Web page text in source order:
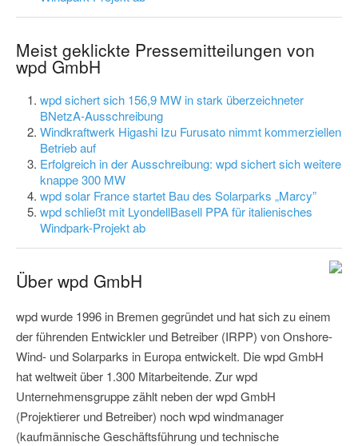
Meist geklickte Pressemitteilungen von
wpd GmbH
wpd sichert sich 156,9 MW in stark überzeichneter
BNetzA-Ausschreibung
Windkraftwerk Higashi Izu Furusato nimmt kommerziellen
Betrieb auf
Erfolgreich in der Ausschreibung: wpd sichert sich weitere
knappe 300 MW
wpd solar France startet Bau des Solarparks „Marcy”
wpd schließt mit LyondellBasell PPA für italienisches
Windpark-Projekt ab
Über wpd GmbH
wpd wurde 1996 in Bremen gegründet und hat sich zu einem
der führenden Entwickler und Betreiber (IRPP) von Onshore-
Wind- und Solarparks in Europa entwickelt. Die wpd GmbH
hat weltweit über 1.300 Mitarbeitende. Zur wpd
Unternehmensgruppe zählt neben der wpd GmbH
(Projektierer und Betreiber) noch wpd windmanager
(kaufmännische Geschäftsführung und technische